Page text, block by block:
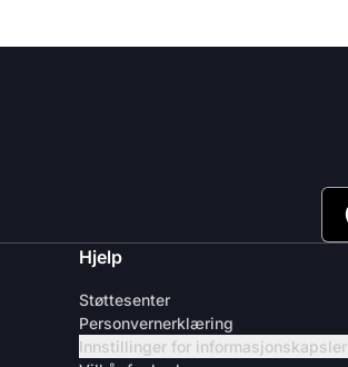
Hjelp
Støttesenter
Personvernerklæring
Innstillinger for informasjonskapsler